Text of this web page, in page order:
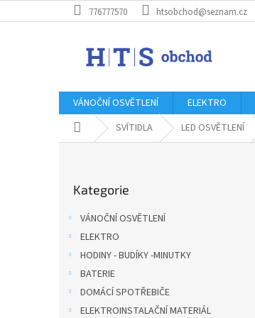
na
776777570 htsobchod@seznam.cz
VÁNOČNÍ OSVĚTLENÍ ELEKTRO
Domů SVÍTIDLA LED OSVĚTLENÍ
kategorie
Kategorie
VÁNOČNÍ OSVĚTLENÍ
ELEKTRO
HODINY - BUDÍKY -MINUTKY
BATERIE
DOMÁCÍ SPOTŘEBIČE
ELEKTROINSTALAČNÍ MATERIÁL